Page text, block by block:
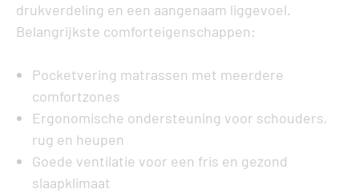
drukverdeling en een aangenaam liggevoel.
Belangrijkste comforteigenschappen:
Pocketvering matrassen met meerdere
comfortzones
Ergonomische ondersteuning voor schouders,
rug en heupen
Goede ventilatie voor een fris en gezond
slaapklimaat